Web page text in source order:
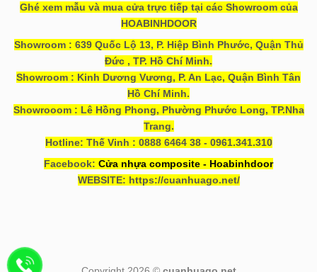
Ghé xem mẫu và mua cửa trực tiếp tại các Showroom của
HOABINHDOOR
Showroom : 639 Quốc Lộ 13, P. Hiệp Bình Phước, Quận Thủ
Đức , TP. Hồ Chí Minh.
Showroom : Kinh Dương Vương, P. An Lạc, Quận Bình Tân
Hồ Chí Minh.
Showrooom : Lê Hồng Phong, Phường Phước Long, TP.Nha
Trang.
Hotline: Thế Vinh : 0888 6464 38 - 0961.341.310
Facebook: Cửa nhựa composite - Hoabinhdoor
WEBSITE: https://cuanhuago.net/